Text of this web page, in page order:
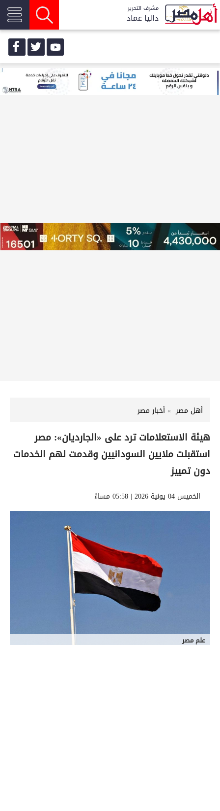
مشرف التحرير
داليا عماد
أهل مصر أخبار مصر
هيئة الاستعلامات ترد على «الجارديان»: مصر
استقبلت ملايين السودانيين وقدمت لهم الخدمات
دون تمييز
الخميس 04 يونية 2026 | 05:58 مساءً
علم مصر